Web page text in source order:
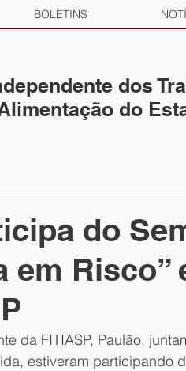
BOLETINS
dos
do
do
em Risco”
da FITIASP, Paulão,
estiveram participando